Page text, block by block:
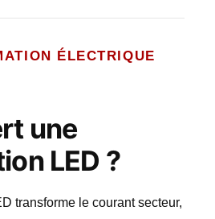
ÉLECTRIQUE
une
LED ?
transforme le courant secteur,